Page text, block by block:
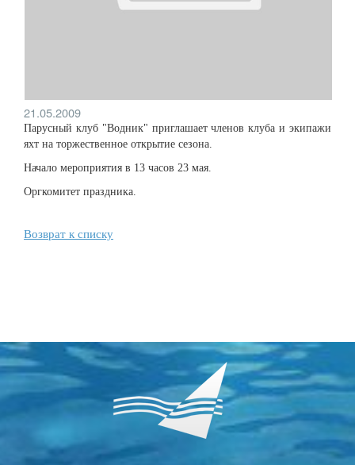
21.05.2009
Парусный клуб "Водник" приглашает членов клуба и экипажи
яхт на торжественное открытие сезона.
Начало мероприятия в 13 часов 23 мая.
Оргкомитет праздника.
Возврат к списку